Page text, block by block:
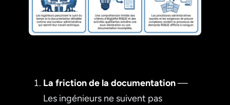
La friction de la documentation—
Les ingénieurs ne suivent pas